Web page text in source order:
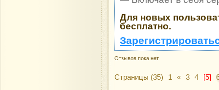
Для новых
бесплатно.
Отзывов пока нет
Страницы (35) 1 « 3 4 [5]